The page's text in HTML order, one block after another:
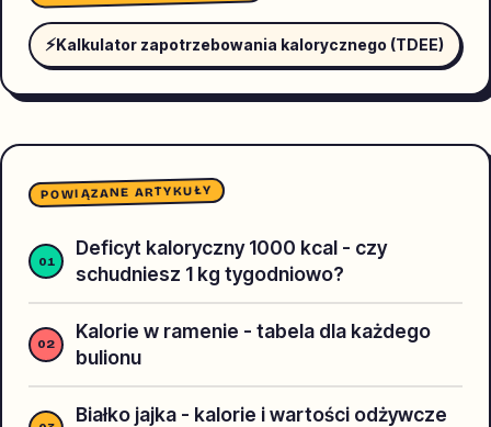
⚡Kalkulator zapotrzebowania kalorycznego (TDEE)
POWIĄZANE ARTYKUŁY
Deficyt kaloryczny 1000 kcal - czy
schudniesz 1 kg tygodniowo?
Kalorie w ramenie - tabela dla każdego
bulionu
Białko jajka - kalorie i wartości odżywcze